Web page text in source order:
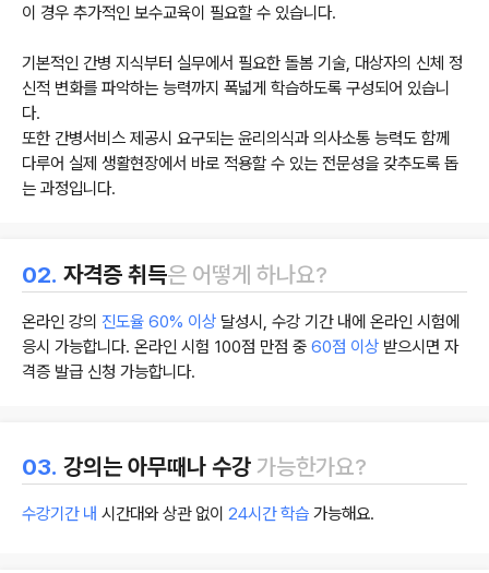
이 경우 추가적인 보수교육이 필요할 수 있습니다.
기본적인 간병 지식부터 실무에서 필요한 돌봄 기술, 대상자의 신체 정
신적 변화를 파악하는 능력까지 폭넓게 학습하도록 구성되어 있습니
다.
또한 간병서비스 제공시 요구되는 윤리의식과 의사소통 능력도 함께
다루어 실제 생활현장에서 바로 적용할 수 있는 전문성을 갖추도록 돕
는 과정입니다.
02. 자격증 취득은 어떻게 하나요?
온라인 강의 진도율 60% 이상 달성시, 수강 기간 내에 온라인 시험에
응시 가능합니다. 온라인 시험 100점 만점 중 60점 이상 받으시면 자
격증 발급 신청 가능합니다.
03. 강의는 아무때나 수강 가능한가요?
수강기간 내 시간대와 상관 없이 24시간 학습 가능해요.